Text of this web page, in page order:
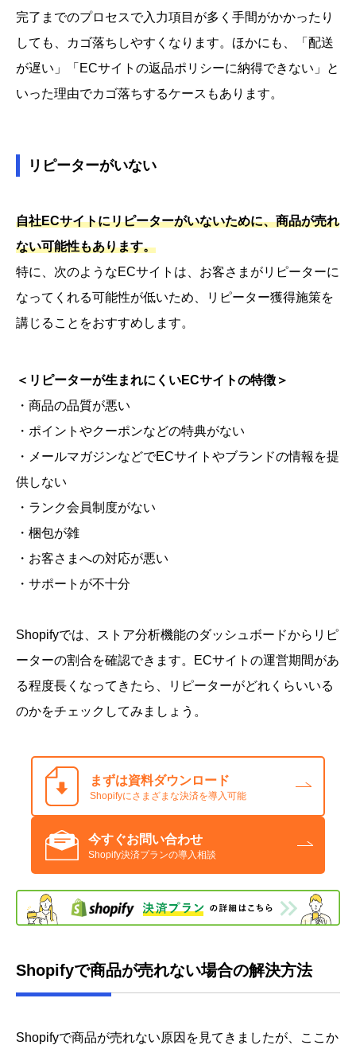
完了までのプロセスで入力項目が多く手間がかかったり
しても、カゴ落ちしやすくなります。ほかにも、「配送
が遅い」「ECサイトの返品ポリシーに納得できない」と
いった理由でカゴ落ちするケースもあります。
リピーターがいない
自社ECサイトにリピーターがいないために、商品が売れ
ない可能性もあります。
特に、次のようなECサイトは、お客さまがリピーターに
なってくれる可能性が低いため、リピーター獲得施策を
講じることをおすすめします。
＜リピーターが生まれにくいECサイトの特徴＞
・商品の品質が悪い
・ポイントやクーポンなどの特典がない
・メールマガジンなどでECサイトやブランドの情報を提
供しない
・ランク会員制度がない
・梱包が雑
・お客さまへの対応が悪い
・サポートが不十分
Shopifyでは、ストア分析機能のダッシュボードからリピ
ーターの割合を確認できます。ECサイトの運営期間があ
る程度長くなってきたら、リピーターがどれくらいいる
のかをチェックしてみましょう。
まずは資料ダウンロード
Shopifyにさまざまな決済を導入可能
今すぐお問い合わせ
Shopify決済プランの導入相談
Shopifyで商品が売れない場合の解決方法
Shopifyで商品が売れない原因を見てきましたが、ここか